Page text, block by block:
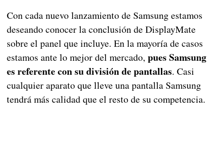
Con cada nuevo lanzamiento de Samsung estamos
deseando conocer la conclusión de DisplayMate
sobre el panel que incluye. En la mayoría de casos
estamos ante lo mejor del mercado, pues Samsung
es referente con su división de pantallas. Casi
cualquier aparato que lleve una pantalla Samsung
tendrá más calidad que el resto de su competencia.